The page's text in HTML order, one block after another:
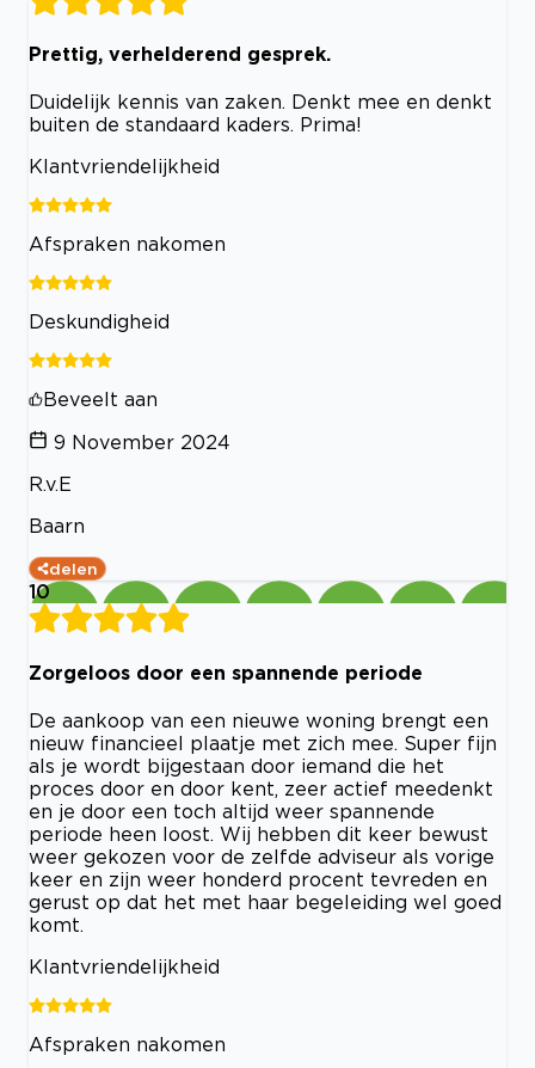
Prettig, verhelderend gesprek.
Duidelijk kennis van zaken. Denkt mee en denkt
buiten de standaard kaders. Prima!
Klantvriendelijkheid
Afspraken nakomen
Deskundigheid
Beveelt aan
9 November 2024
R.v.E
Baarn
delen
10
Zorgeloos door een spannende periode
De aankoop van een nieuwe woning brengt een
nieuw financieel plaatje met zich mee. Super fijn
als je wordt bijgestaan door iemand die het
proces door en door kent, zeer actief meedenkt
en je door een toch altijd weer spannende
periode heen loost. Wij hebben dit keer bewust
weer gekozen voor de zelfde adviseur als vorige
keer en zijn weer honderd procent tevreden en
gerust op dat het met haar begeleiding wel goed
komt.
Klantvriendelijkheid
Afspraken nakomen